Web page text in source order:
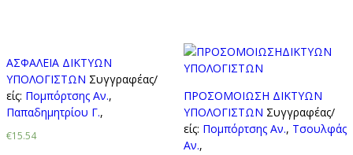
ΑΣΦΑΛΕΙΑ ΔΙΚΤΥΩΝ
ΥΠΟΛΟΓΙΣΤΩΝ Συγγραφέας/
είς: Πομπόρτσης Aν.,
Παπαδημητρίου Γ.,
€15.54
ΠΡΟΣΟΜΟΙΩΣΗ ΔΙΚΤΥΩΝ
ΥΠΟΛΟΓΙΣΤΩΝ Συγγραφέας/
είς: Πομπόρτσης Aν., Τσουλφάς
Αν.,